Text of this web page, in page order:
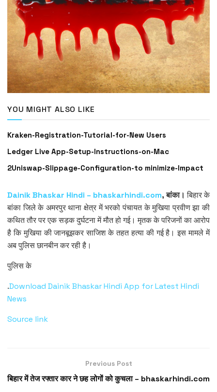
YOU MIGHT ALSO LIKE
Kraken-Registration-Tutorial-for-New Users
Ledger Live App-Setup-Instructions-on-Mac
2Uniswap-Slippage-Configuration-to minimize-Impact
Dainik Bhaskar Hindi – bhaskarhindi.com, बांका। बिहार के
बांका जिले के अमरपुर थाना क्षेत्र में भरको पंचायत के मुखिया प्रवीण झा की
कथित तौर पर एक सड़क दुर्घटना में मौत हो गई। मृतक के परिजनों का आरोप
है कि मुखिया की जानबूझकर साजिश के तहत हत्या की गई है। इस मामले में
अब पुलिस छानबीन कर रही है।
पुलिस के
.Download Dainik Bhaskar Hindi App for Latest Hindi
News
Source link
Previous Post
बिहार में तेज रफ्तार कार ने छह लोगों को कुचला – bhaskarhindi.com